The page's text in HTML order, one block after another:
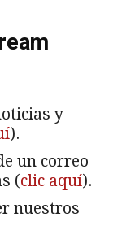
y
).
un correo
(clic aquí).
nuestros